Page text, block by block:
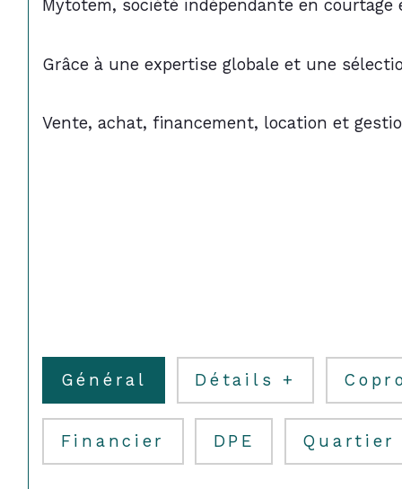
Mytotem, société indépendante en
Grâce à une expertise globale et une
Vente, achat, financement, location et
Général Détails +
Financier DPE Quartier